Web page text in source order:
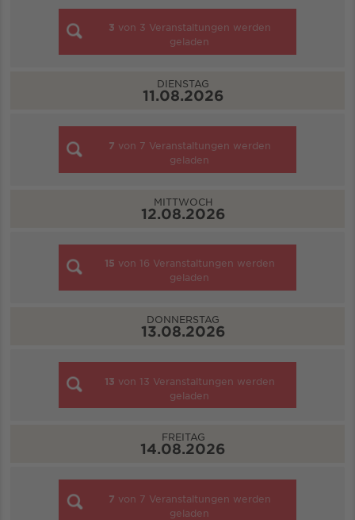
3 von 3 Veranstaltungen werden
geladen
DIENSTAG
11.08.2026
7 von 7 Veranstaltungen werden
geladen
MITTWOCH
12.08.2026
15 von 16 Veranstaltungen werden
geladen
DONNERSTAG
13.08.2026
13 von 13 Veranstaltungen werden
geladen
FREITAG
14.08.2026
7 von 7 Veranstaltungen werden
geladen